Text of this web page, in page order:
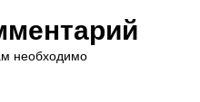
необходимо